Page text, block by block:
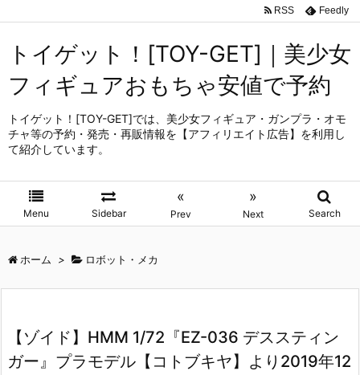
トイゲット！[TOY-GET]｜美少女
フィギュアおもちゃ安値で予約
トイゲット！[TOY-GET]では、美少女フィギュア・ガンプラ・オモ
チャ等の予約・発売・再販情報を【アフィリエイト広告】を利用し
て紹介しています。
Menu Sidebar
«
Prev
»
Next Search
RSS Feedly
ホーム > ロボット・メカ
【ゾイド】HMM 1/72『EZ-036 デススティン
ガー』プラモデル【コトブキヤ】より2019年12